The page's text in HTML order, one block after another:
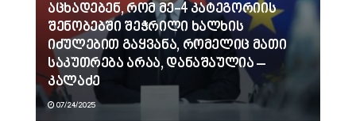
აცხადებენ, რომ მე-4 კატეგორიის
შენობებში შეჭრილი ხალხის
იძულებით გაყვანა, რომელიც მათი
საკუთრება არაა, დანაშაულია –
კალაძე
07/24/2025